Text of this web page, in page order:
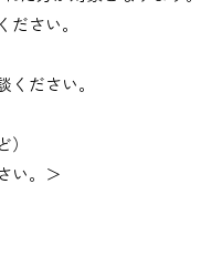
さい。
ださい。
い。＞